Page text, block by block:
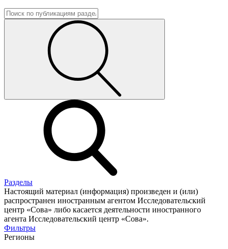
Разделы
Настоящий материал (информация) произведен и (или)
распространен иностранным агентом Исследовательский
центр «Сова» либо касается деятельности иностранного
агента Исследовательский центр «Сова».
Фильтры
Регионы